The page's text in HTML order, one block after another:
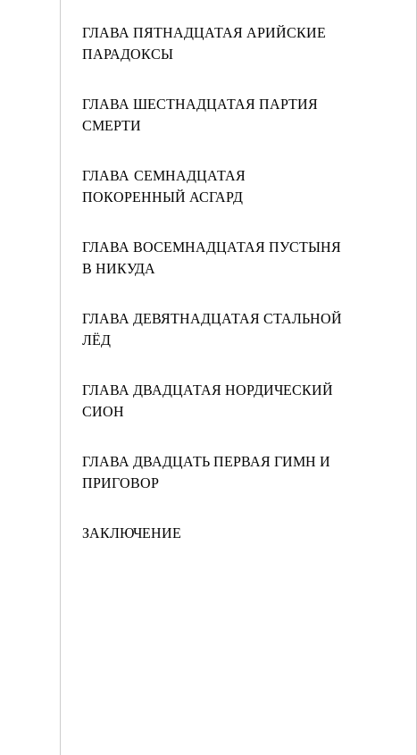
ГЛАВА ПЯТНАДЦАТАЯ АРИЙСКИЕ
ПАРАДОКСЫ
ГЛАВА ШЕСТНАДЦАТАЯ ПАРТИЯ
СМЕРТИ
ГЛАВА СЕМНАДЦАТАЯ
ПОКОРЕННЫЙ АСГАРД
ГЛАВА ВОСЕМНАДЦАТАЯ ПУСТЫНЯ
В НИКУДА
ГЛАВА ДЕВЯТНАДЦАТАЯ СТАЛЬНОЙ
ЛЁД
ГЛАВА ДВАДЦАТАЯ НОРДИЧЕСКИЙ
СИОН
ГЛАВА ДВАДЦАТЬ ПЕРВАЯ ГИМН И
ПРИГОВОР
ЗАКЛЮЧЕНИЕ